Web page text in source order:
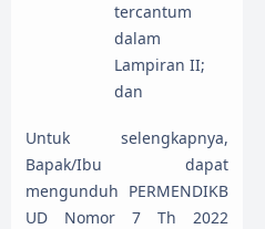
tercantum
dalam
Lampiran II;
dan
Untuk selengkapnya,
Bapak/Ibu dapat
mengunduh PERMENDIKB
UD Nomor 7 Th 2022